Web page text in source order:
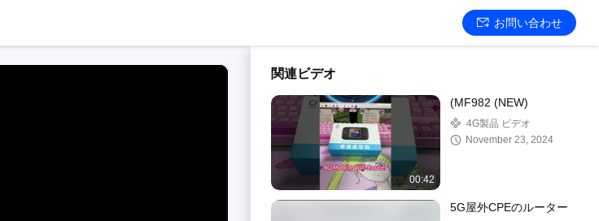
お問い合わせ
関連ビデオ
00:42
(MF982 (NEW)
4G製品 ビデオ
November 23, 2024
5G屋外CPEのルーター